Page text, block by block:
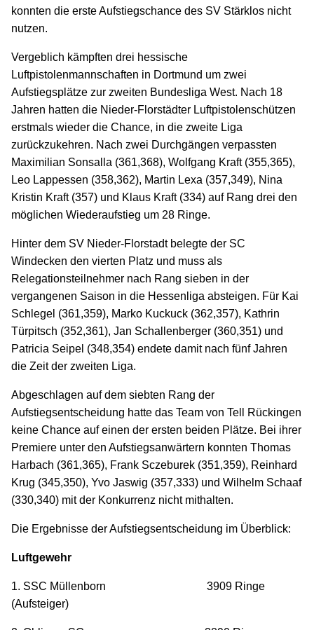
konnten die erste Aufstiegschance des SV Stärklos nicht
nutzen.
Vergeblich kämpften drei hessische
Luftpistolenmannschaften in Dortmund um zwei
Aufstiegsplätze zur zweiten Bundesliga West. Nach 18
Jahren hatten die Nieder-Florstädter Luftpistolenschützen
erstmals wieder die Chance, in die zweite Liga
zurückzukehren. Nach zwei Durchgängen verpassten
Maximilian Sonsalla (361,368), Wolfgang Kraft (355,365),
Leo Lappessen (358,362), Martin Lexa (357,349), Nina
Kristin Kraft (357) und Klaus Kraft (334) auf Rang drei den
möglichen Wiederaufstieg um 28 Ringe.
Hinter dem SV Nieder-Florstadt belegte der SC
Windecken den vierten Platz und muss als
Relegationsteilnehmer nach Rang sieben in der
vergangenen Saison in die Hessenliga absteigen. Für Kai
Schlegel (361,359), Marko Kuckuck (362,357), Kathrin
Türpitsch (352,361), Jan Schallenberger (360,351) und
Patricia Seipel (348,354) endete damit nach fünf Jahren
die Zeit der zweiten Liga.
Abgeschlagen auf dem siebten Rang der
Aufstiegsentscheidung hatte das Team von Tell Rückingen
keine Chance auf einen der ersten beiden Plätze. Bei ihrer
Premiere unter den Aufstiegsanwärtern konnten Thomas
Harbach (361,365), Frank Sczeburek (351,359), Reinhard
Krug (345,350), Yvo Jaswig (357,333) und Wilhelm Schaaf
(330,340) mit der Konkurrenz nicht mithalten.
Die Ergebnisse der Aufstiegsentscheidung im Überblick:
Luftgewehr
1. SSC Müllenborn 3909 Ringe
(Aufsteiger)